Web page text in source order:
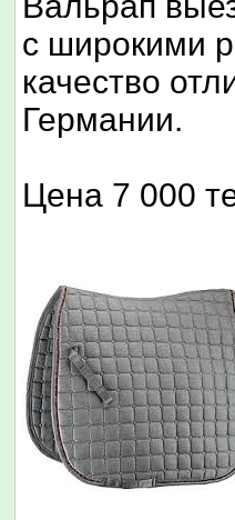
с широкими
качество
Германии.
Цена 7 000